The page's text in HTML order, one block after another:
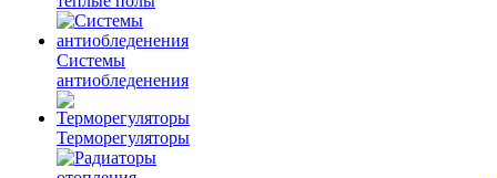
Системы
антиобледенения
Терморегуляторы